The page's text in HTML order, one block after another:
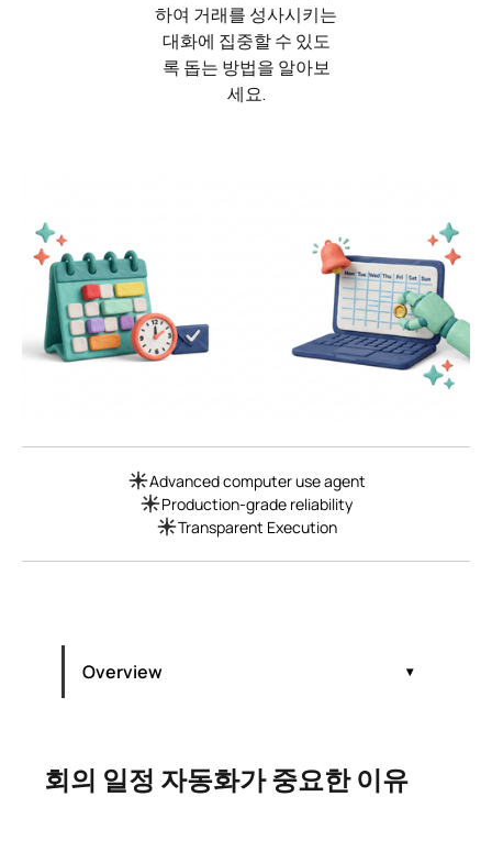
하여 거래를 성사시키는
대화에 집중할 수 있도
록 돕는 방법을 알아보
세요.
Advanced computer use agent
Production-grade reliability
Transparent Execution
Overview
전체 회의 라이프사이클 (그리고 AI의 역할)
최고의 AI 미팅 일정 관리 도구 비교 (2026년)
회의 일정 자동화가 중요한 이유